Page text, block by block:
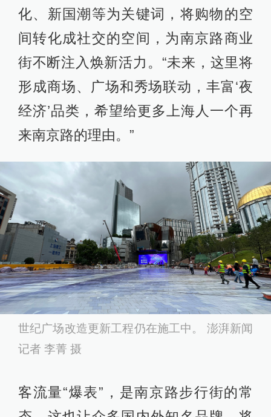
化、新国潮等为关键词，将购物的空
间转化成社交的空间，为南京路商业
街不断注入焕新活力。“未来，这里将
形成商场、广场和秀场联动，丰富‘夜
经济’品类，希望给更多上海人一个再
来南京路的理由。”
世纪广场改造更新工程仍在施工中。 澎湃新闻
记者 李菁 摄
客流量“爆表”，是南京路步行街的常